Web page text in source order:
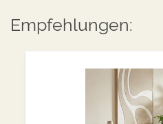
Empfehlungen: